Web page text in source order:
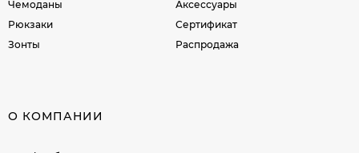
Чемоданы
Рюкзаки
Зонты
Аксессуары
Сертификат
Распродажа
О КОМПАНИИ